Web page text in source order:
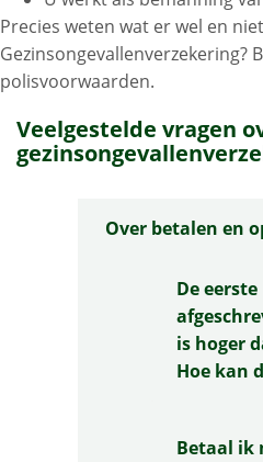
Precies weten wat er wel en
Gezinsongevallenverzekering?
polisvoorwaarden.
Veelgestelde vragen
Over betalen en
De eerste
is hoger
Hoe kan
Betaal ik